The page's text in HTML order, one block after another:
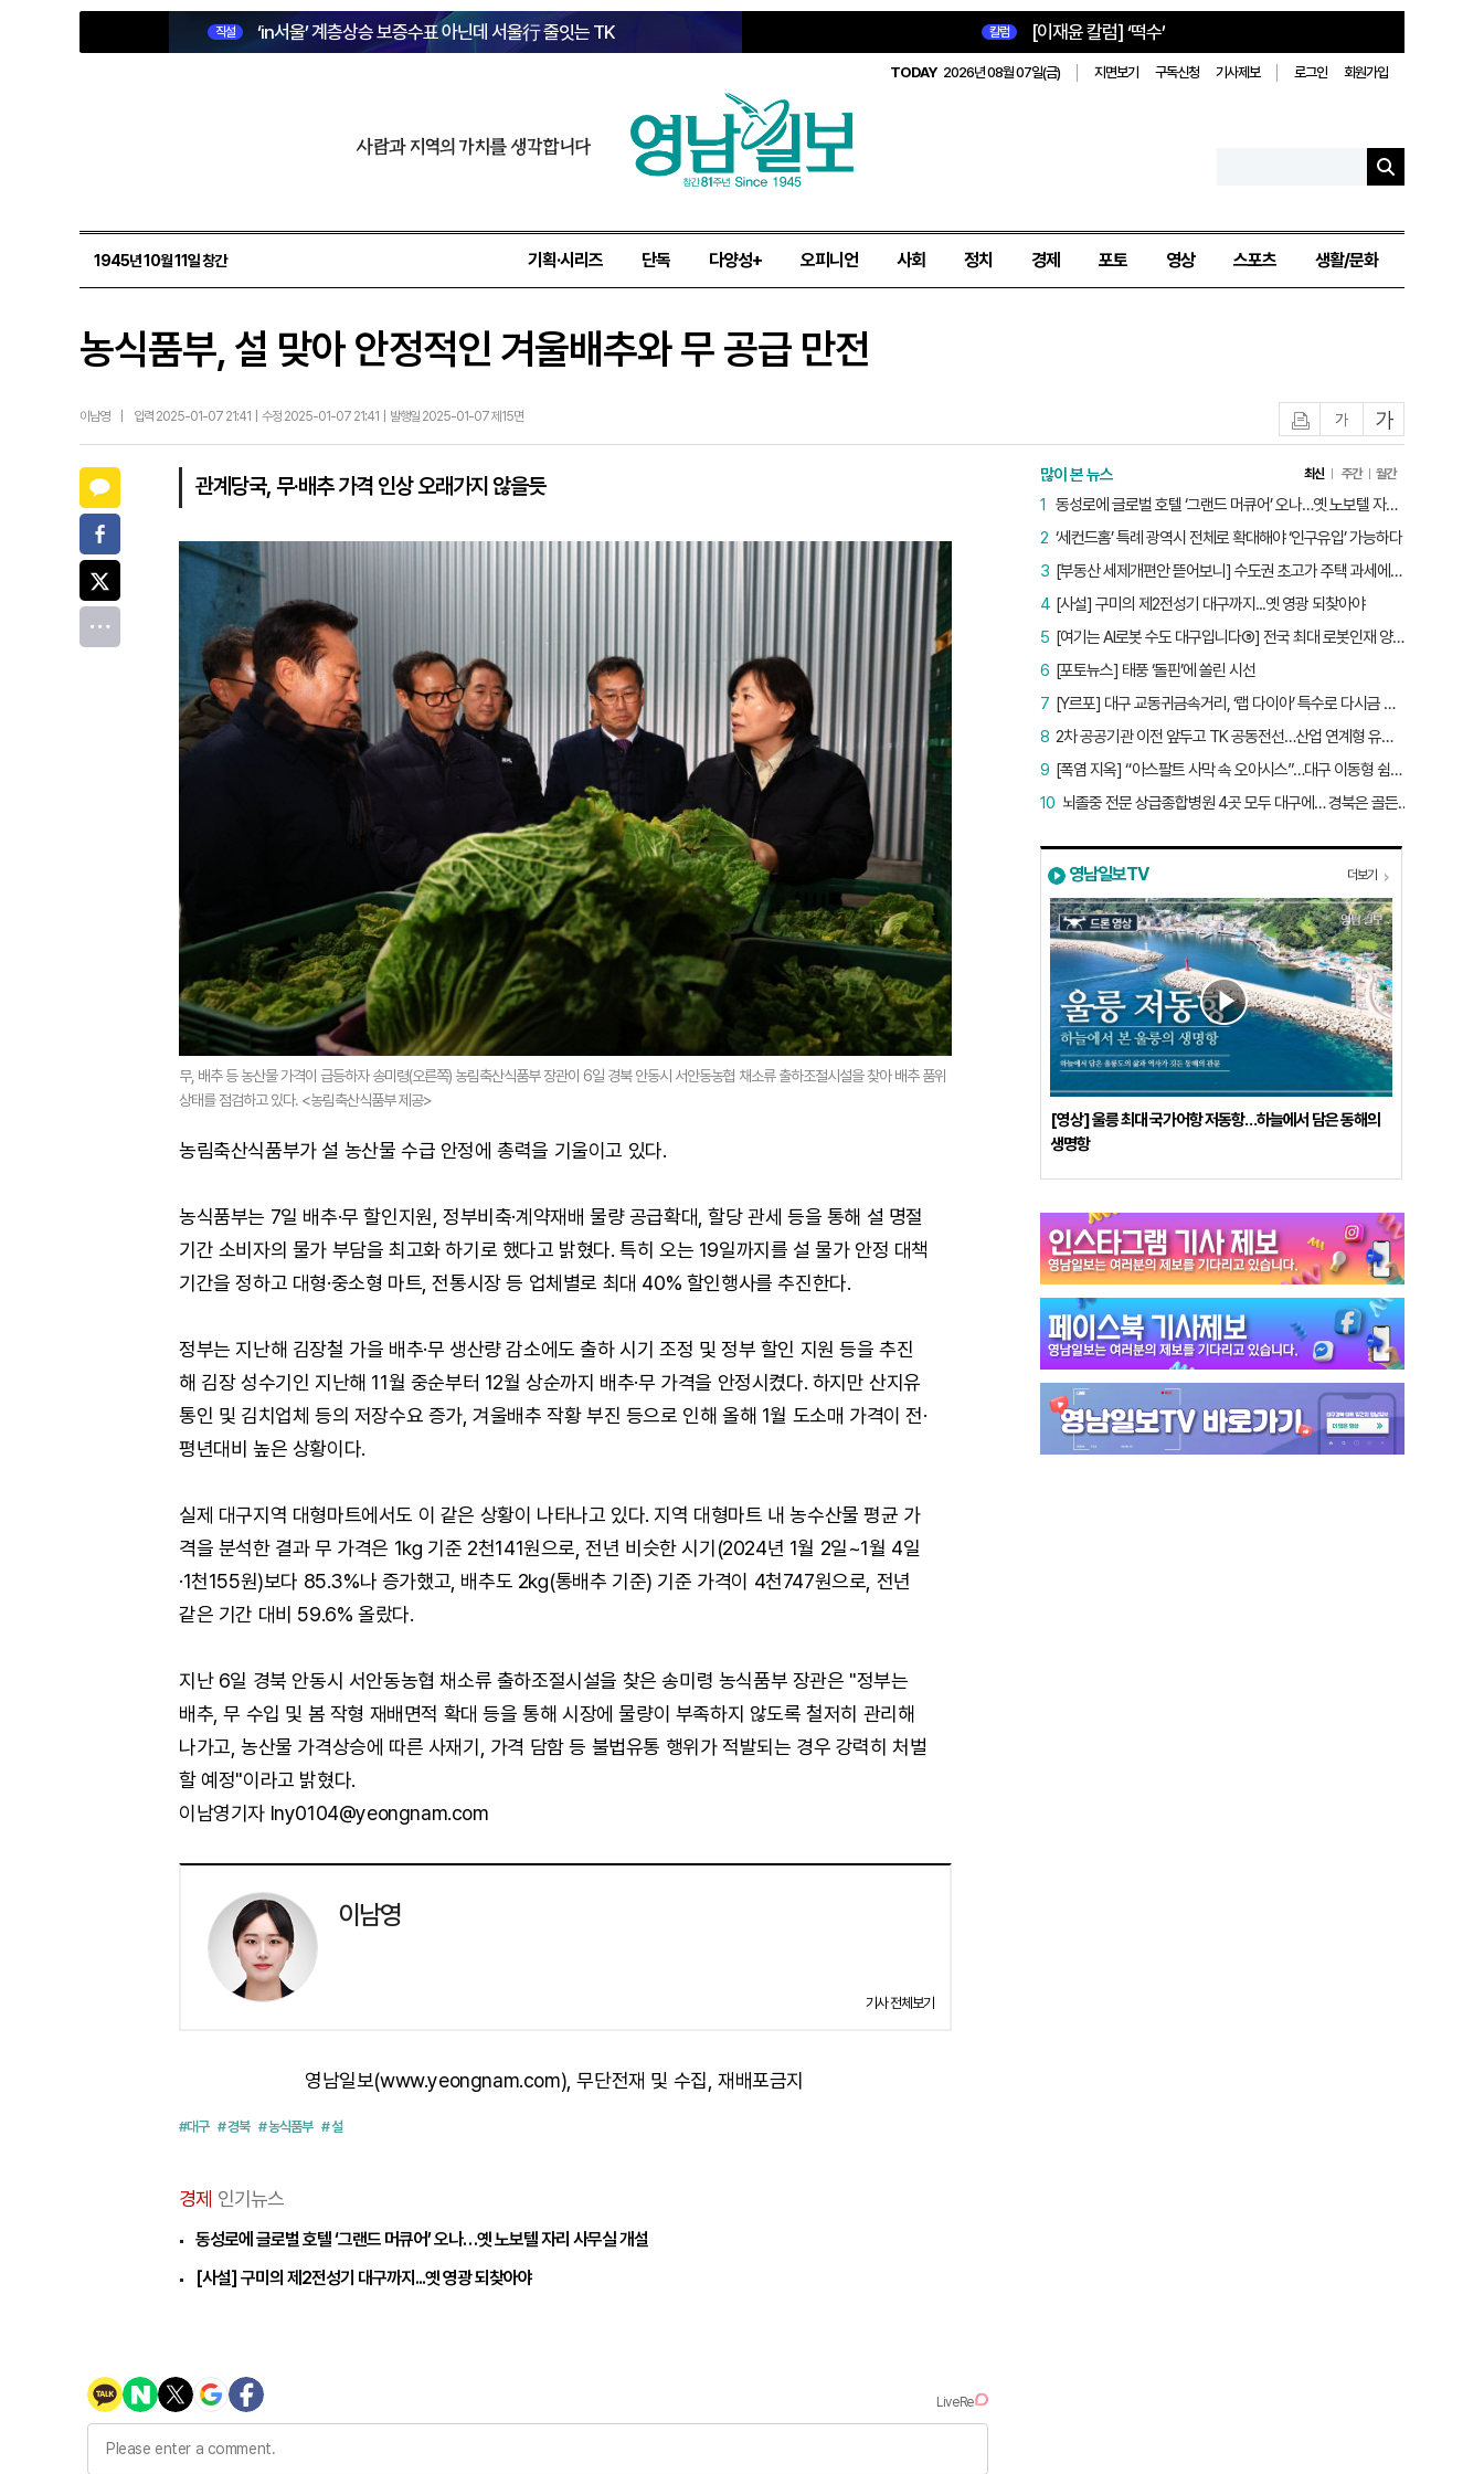
직설 ‘in서울’ 계층상승 보증수표 아닌데 서울行 줄잇는 TK 칼럼 [이재윤 칼럼] ‘떡수’
TODAY 2026년 08월 07일(금) 지면보기 구독신청 기사제보 로그인 회원가입
사람과 지역의 가치를 생각합니다
1945년 10월 11일 창간 기획·시리즈 단독 다양성+ 오피니언 사회 정치 경제 포토 영상 스포츠 생활/문화
농식품부, 설 맞아 안정적인 겨울배추와 무 공급 만전
이남영 입력 2025-01-07 21:41 | 수정 2025-01-07 21:41 | 발행일 2025-01-07 제15면 글자작게글자크게
관계당국, 무·배추 가격 인상 오래가지 않을듯
무, 배추 등 농산물 가격이 급등하자 송미령(오른쪽) 농림축산식품부 장관이 6일 경북 안동시 서안동농협 채소류 출하조절시설을 찾아 배추 품위
상태를 점검하고 있다. <농림축산식품부 제공>
농림축산식품부가 설 농산물 수급 안정에 총력을 기울이고 있다.
농식품부는 7일 배추·무 할인지원, 정부비축·계약재배 물량 공급확대, 할당 관세 등을 통해 설 명절
기간 소비자의 물가 부담을 최고화 하기로 했다고 밝혔다. 특히 오는 19일까지를 설 물가 안정 대책
기간을 정하고 대형·중소형 마트, 전통시장 등 업체별로 최대 40% 할인행사를 추진한다.
정부는 지난해 김장철 가을 배추·무 생산량 감소에도 출하 시기 조정 및 정부 할인 지원 등을 추진
해 김장 성수기인 지난해 11월 중순부터 12월 상순까지 배추·무 가격을 안정시켰다. 하지만 산지유
통인 및 김치업체 등의 저장수요 증가, 겨울배추 작황 부진 등으로 인해 올해 1월 도소매 가격이 전·
평년대비 높은 상황이다.
실제 대구지역 대형마트에서도 이 같은 상황이 나타나고 있다. 지역 대형마트 내 농수산물 평균 가
격을 분석한 결과 무 가격은 1㎏ 기준 2천141원으로, 전년 비슷한 시기(2024년 1월 2일~1월 4일
·1천155원)보다 85.3%나 증가했고, 배추도 2㎏(통배추 기준) 기준 가격이 4천747원으로, 전년
같은 기간 대비 59.6% 올랐다.
지난 6일 경북 안동시 서안동농협 채소류 출하조절시설을 찾은 송미령 농식품부 장관은 "정부는
배추, 무 수입 및 봄 작형 재배면적 확대 등을 통해 시장에 물량이 부족하지 않도록 철저히 관리해
나가고, 농산물 가격상승에 따른 사재기, 가격 담함 등 불법유통 행위가 적발되는 경우 강력히 처벌
할 예정"이라고 밝혔다.
이남영기자 lny0104@yeongnam.com
이남영
기사 전체보기
영남일보(www.yeongnam.com), 무단전재 및 수집, 재배포금지
#대구 # 경북 # 농식품부 # 설
경제 인기뉴스
동성로에 글로벌 호텔 ‘그랜드 머큐어’ 오나…옛 노보텔 자리 사무실 개설
[사설] 구미의 제2전성기 대구까지...옛 영광 되찾아야
많이 본 뉴스 최신 주간 월간
동성로에 글로벌 호텔 ‘그랜드 머큐어’ 오나…옛 노보텔 자리 사무실 개설
1
‘세컨드홈’ 특례 광역시 전체로 확대해야 ‘인구유입’ 가능하다
2
[부동산 세제개편안 뜯어보니] 수도권 초고가 주택 과세에만 초점…침체된 지방 부동산 대책은 없다
3
[사설] 구미의 제2전성기 대구까지...옛 영광 되찾아야
4
[여기는 AI로봇 수도 대구입니다⑤] 전국 최대 로봇인재 양성소…“대구산업 맞춤형 교육과정 만들자”
5
[포토뉴스] 태풍 ‘돌핀’에 쏠린 시선
6
[Y르포] 대구 교동귀금속거리, ‘랩 다이아’ 특수로 다시금 활기…“반짝 인기 의존 않는 지속 가능 성장 동력 마련해야”
7
2차 공공기관 이전 앞두고 TK 공동전선…산업 연계형 유치 승부수
8
[폭염 지옥] “아스팔트 사막 속 오아시스”…대구 이동형 쉼터 버스 ‘북적’, 지하철역도 ‘바글’
9
뇌졸중 전문 상급종합병원 4곳 모두 대구에… 경북은 골든타임 사각지대
10
영남일보TV 더보기
[영상] 울릉 최대 국가어항 저동항…하늘에서 담은 동해의
생명항